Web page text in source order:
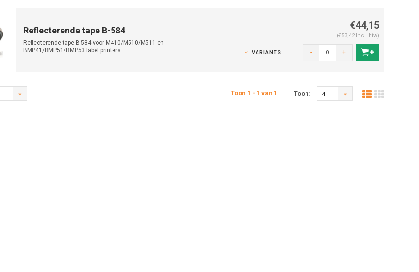
Reflecterende tape B-584
Reflecterende tape B-584 voor M410/M510/M511 en
BMP41/BMP51/BMP53 label printers.
€44,15
(€53,42 Incl. btw)
VARIANTS - +
Toon 1 - 1 van 1 Toon: 4